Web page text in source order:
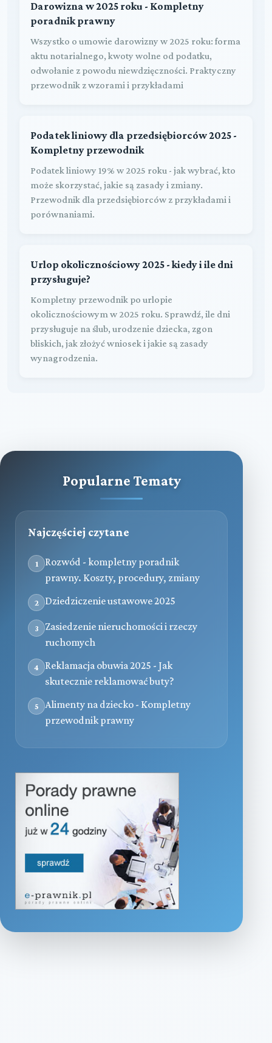
Darowizna w 2025 roku - Kompletny
poradnik prawny
Wszystko o umowie darowizny w 2025 roku: forma
aktu notarialnego, kwoty wolne od podatku,
odwołanie z powodu niewdzięczności. Praktyczny
przewodnik z wzorami i przykładami
Podatek liniowy dla przedsiębiorców 2025 -
Kompletny przewodnik
Podatek liniowy 19% w 2025 roku - jak wybrać, kto
może skorzystać, jakie są zasady i zmiany.
Przewodnik dla przedsiębiorców z przykładami i
porównaniami.
Urlop okolicznościowy 2025 - kiedy i ile dni
przysługuje?
Kompletny przewodnik po urlopie
okolicznościowym w 2025 roku. Sprawdź, ile dni
przysługuje na ślub, urodzenie dziecka, zgon
bliskich, jak złożyć wniosek i jakie są zasady
wynagrodzenia.
Popularne Tematy
Najczęściej czytane
1
Rozwód - kompletny poradnik
prawny. Koszty, procedury, zmiany
2 Dziedziczenie ustawowe 2025
3
Zasiedzenie nieruchomości i rzeczy
ruchomych
4
Reklamacja obuwia 2025 - Jak
skutecznie reklamować buty?
5
Alimenty na dziecko - Kompletny
przewodnik prawny